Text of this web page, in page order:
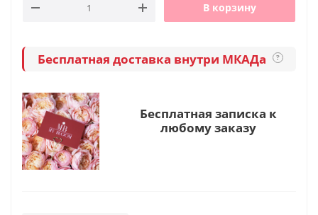
В корзину
Бесплатная доставка внутри МКАДа ?
Бесплатная записка к
любому заказу